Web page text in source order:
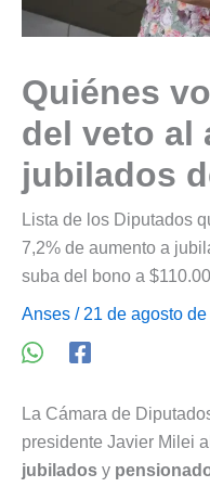
Quiénes
del veto al
jubilados
Lista de los Diputados
7,2% de aumento a
suba del bono a
Anses / 21 de agosto
La Cámara de
presidente Javier Milei
jubilados y